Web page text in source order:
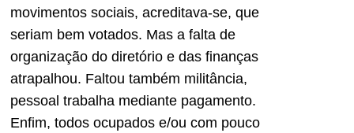
movimentos sociais, acreditava-se, que
seriam bem votados. Mas a falta de
organização do diretório e das finanças
atrapalhou. Faltou também militância,
pessoal trabalha mediante pagamento.
Enfim, todos ocupados e/ou com pouco